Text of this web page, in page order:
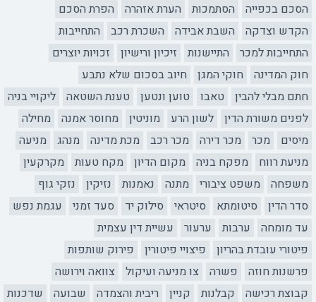
הסכם בכפייה
הסתמכות הערת אזהרה
הפרת הסכם
הקדש וצדקה
השבת אבידה השכרת רכב
התחייבות
התחייבות למכר
התיישנות זיכיון ורישיון
זכויות יוצרים
חוק המדינה
חוקי המגן
חיוב בסכום שלא נתבע
חתם מבלי להבין
טאבו טוען ונטען טענת השטאה
ליקויי בניה
לפנים משורת הדין
לשון הרע מוניטין מחוסר אמנה
מחילה
מיסים
מכר מכר דירה מכר רכב מכת מדינה מנהג
מניעה
מניעת רווח
מפקח בניה מקום הדיון מקח טעות
מקרקעין
משפחה
משפט ציבורי מתנה נאמנות נזיקין
נזקי גוף
סדר הדין
סיטומתא סיטראי סילוק יד סעד זמני
עגמת נפש
עד מומחה
ערבות ערעור
עשיית דין עצמית
פיטורי עובדת בהריון
פיצויי פיטורין
פירוק שותפות
פרשנות חוזה
פשרה צו מניעה ועיקול
צוואה וירושה
קבוצת רכישה
קבלנות קניין ריבית והצמדה שבועה שדכנות